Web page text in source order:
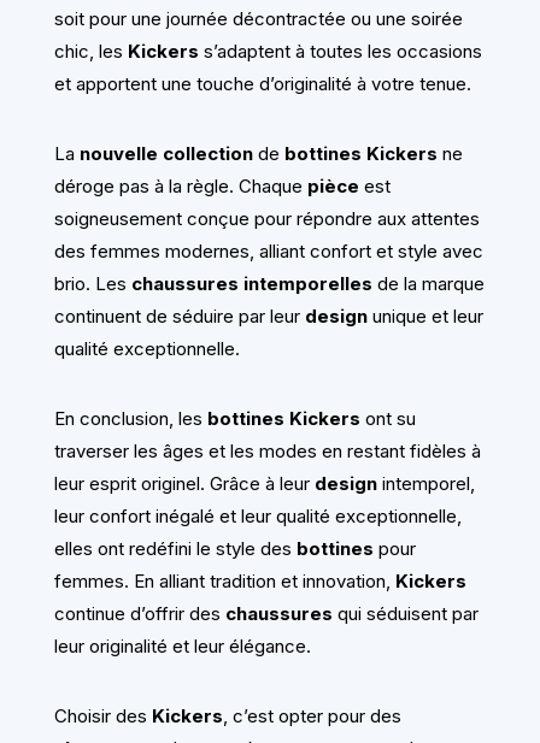
soit pour une journée décontractée ou une soirée
chic, les Kickers s’adaptent à toutes les occasions
et apportent une touche d’originalité à votre tenue.
La nouvelle collectionde bottines Kickers ne
déroge pas à la règle. Chaque pièce est
soigneusement conçue pour répondre aux attentes
des femmes modernes, alliant confort et style avec
brio. Les chaussures intemporelles de la marque
continuent de séduire par leur designunique et leur
qualité exceptionnelle.
En conclusion, les bottines Kickers ont su
traverser les âges et les modes en restant fidèles à
leur esprit originel. Grâce à leur designintemporel,
leur confort inégalé et leur qualité exceptionnelle,
elles ont redéfini le style des bottines pour
femmes. En alliant tradition et innovation, Kickers
continue d’offrir des chaussures qui séduisent par
leur originalité et leur élégance.
Choisir des Kickers , c’est opter pour des